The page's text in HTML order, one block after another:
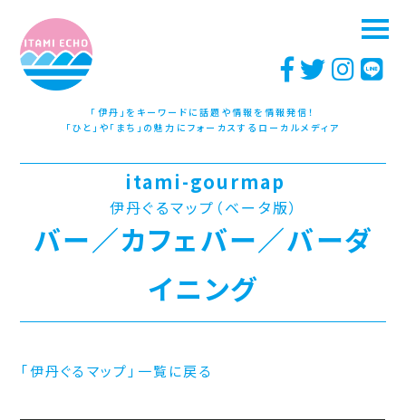
「伊丹」をキーワードに話題や情報を情報発信！
「ひと」や「まち」の魅力にフォーカスするローカルメディア
itami-gourmap
伊丹ぐるマップ（ベータ版）
バー／カフェバー／バーダ
イニング
「伊丹ぐるマップ」一覧に戻る